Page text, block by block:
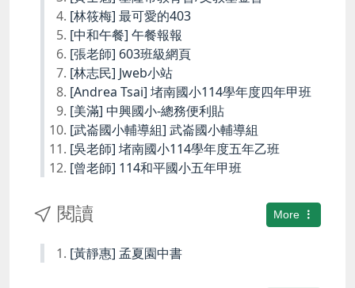
[林筱梅] 最可愛的403
[中和午餐] 午餐報報
[張老師] 603班級網頁
[林志民] Jweb小站
[Andrea Tsai] 堵南國小114學年度四年甲班
[美滿] 中興國小-總務便利貼
[武崙國小輔導組] 武崙國小輔導組
[吳老師] 堵南國小114學年度五年乙班
[曾老師] 114和平國小五年甲班
More
閱讀
[黃靜惠] 孟夏園中書